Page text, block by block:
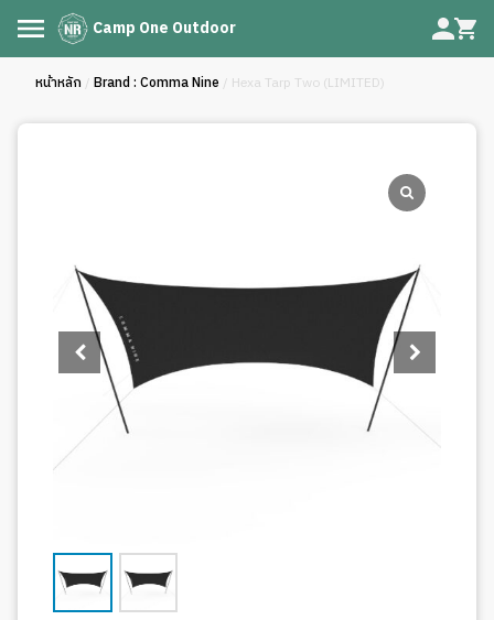
Camp One Outdoor
หน้าหลัก / Brand : Comma Nine / Hexa Tarp Two (LIMITED)